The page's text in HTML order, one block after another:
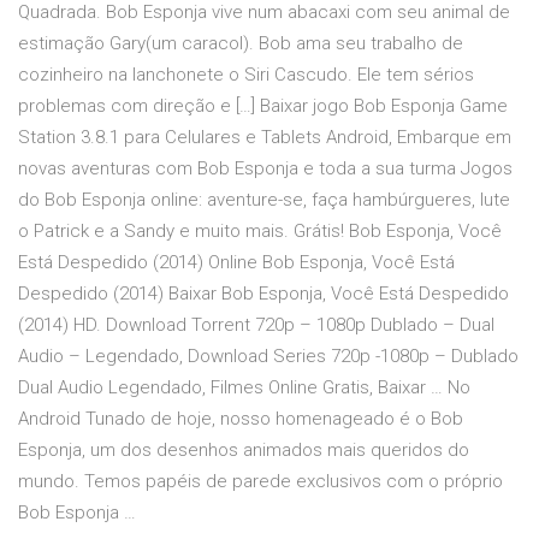
Quadrada. Bob Esponja vive num abacaxi com seu animal de
estimação Gary(um caracol). Bob ama seu trabalho de
cozinheiro na lanchonete o Siri Cascudo. Ele tem sérios
problemas com direção e […] Baixar jogo Bob Esponja Game
Station 3.8.1 para Celulares e Tablets Android, Embarque em
novas aventuras com Bob Esponja e toda a sua turma Jogos
do Bob Esponja online: aventure-se, faça hambúrgueres, lute
o Patrick e a Sandy e muito mais. Grátis! Bob Esponja, Você
Está Despedido (2014) Online Bob Esponja, Você Está
Despedido (2014) Baixar Bob Esponja, Você Está Despedido
(2014) HD. Download Torrent 720p – 1080p Dublado – Dual
Audio – Legendado, Download Series 720p -1080p – Dublado
Dual Audio Legendado, Filmes Online Gratis, Baixar … No
Android Tunado de hoje, nosso homenageado é o Bob
Esponja, um dos desenhos animados mais queridos do
mundo. Temos papéis de parede exclusivos com o próprio
Bob Esponja …